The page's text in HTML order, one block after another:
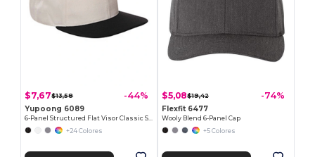
$7,67$13,58 -44%
Yupoong 6089
+24 Colores
$5,08$19,42 -74%
Flexfit 6477
Wooly Blend 6-Panel Cap
+5 Colores